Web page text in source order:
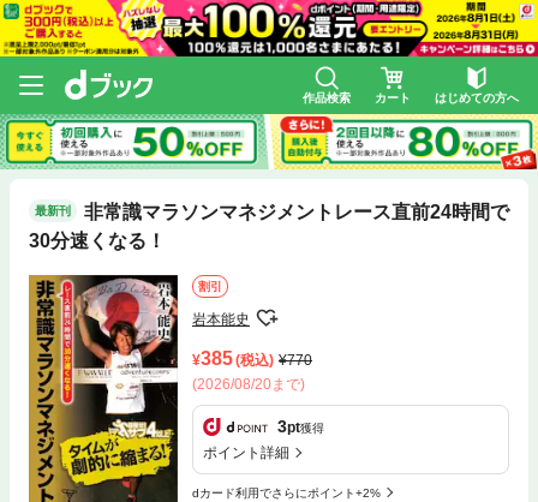
作品検索 カート はじめての方へ
最新刊
非常識マラソンマネジメントレース直前24時間で
30分速くなる！
割引
岩本能史
385(税込)
770
(2026/08/20まで)
3pt獲得
ポイント詳細
dカード利用でさらにポイント+2%